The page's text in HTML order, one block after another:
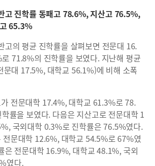
고 진학률 동패고 78.6%, 지산고 76.5%,
65.3%
고의 평균 진학률을 살펴보면 전문대 16.
71.8%의 진학률을 보였다. 지난해 평균
문대 17.5%, 대학교 56.1%)에 비해 소폭
전문대학 17.4%, 대학교 61.3%로 78.
률을 보였다. 다음은 지산고로 전문대학 1
국외대학 0.3%로 진학률은 76.5%였다.
전문대학 12.6%, 대학교 54.5%로 67%였
은 전문대학 16.9%, 대학교 48.1%, 국외
였다.